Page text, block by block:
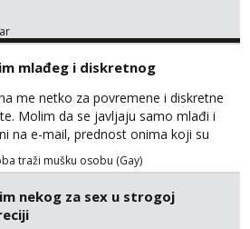
mlađeg i diskretnog
me netko za povremene i diskretne
Molim da se javljaju samo mlađi i
na e-mail, prednost onima koji su
iskustvo mi je nebitno. Higijena i
su mi na prvom mjestu,
držim do izgleda, sportski sam
traži mušku osobu (Gay)
nekog za sex u strogoj